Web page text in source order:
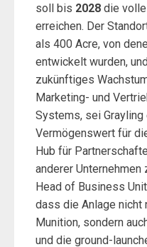
soll bis 2028 die volle
erreichen. Der
als 400 Acre, von
entwickelt wurden,
zukünftiges
Marketing- und
Systems, sei Grayling
Vermögenswert für
Hub für
anderer
Head of Business
dass die Anlage nicht
Munition, sondern
und die ground-